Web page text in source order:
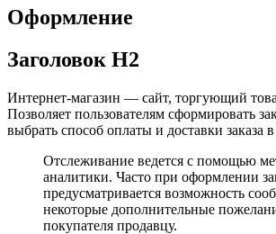
Оформление
Заголовок H2
Интернет-магазин — сайт, торгующий
Позволяет пользователям сформировать
выбрать способ оплаты и доставки заказа
Отслеживание ведется с помощью
аналитики. Часто при оформлении
предусматривается возможность
некоторые дополнительные
покупателя продавцу.